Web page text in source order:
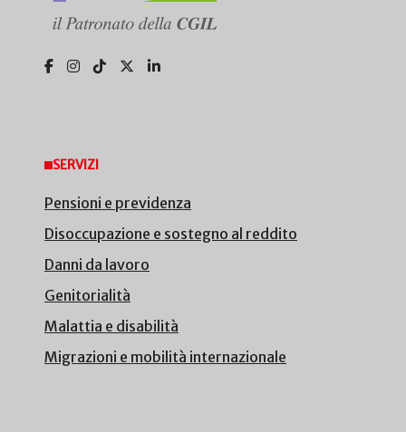
SERVIZI
Pensioni e previdenza
Disoccupazione e sostegno al reddito
Danni da lavoro
Genitorialità
Malattia e disabilità
Migrazioni e mobilità internazionale